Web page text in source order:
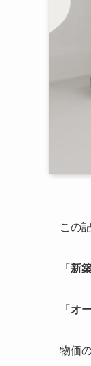
この
「 新
「 オ
物価